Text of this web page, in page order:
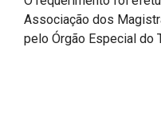
Associação dos
pelo Órgão Especial do